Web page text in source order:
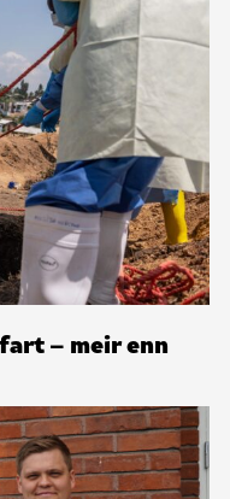
– meir enn